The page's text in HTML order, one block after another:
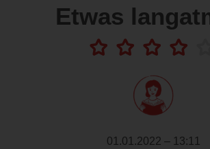
Etwas
01.01.2022 – 13:11